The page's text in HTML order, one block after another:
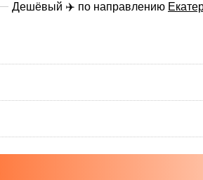
Дешёвый ✈️ по направлению